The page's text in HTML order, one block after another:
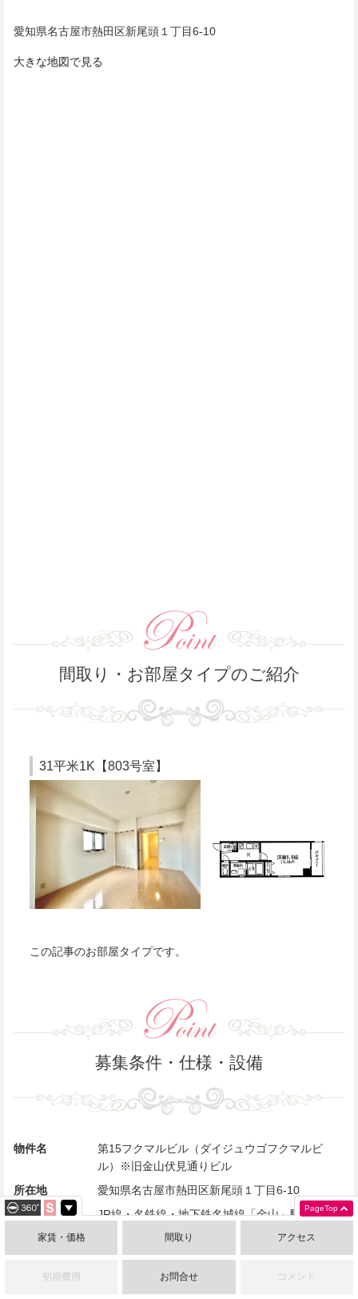
愛知県名古屋市熱田区新尾頭１丁目6-10
大きな地図で見る
間取り・お部屋タイプのご紹介
31平米1K【803号室】
この記事のお部屋タイプです。
募集条件・仕様・設備
物件名
第15フクマルビル（ダイジュウゴフクマルビ
ル）※旧金山伏見通りビル
所在地
愛知県名古屋市熱田区新尾頭１丁目6-10
交通
JR線・名鉄線・地下鉄名城線「金山」駅南口 徒
部屋タイプ
803号室＝1K
専有面積
803号室＝31.69m²
家賃・価格 間取り アクセス
初期費用 お問合せ コメント
PageTop